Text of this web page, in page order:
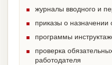
журналы вводного и
приказы о назначении
программы
проверка
работодателя